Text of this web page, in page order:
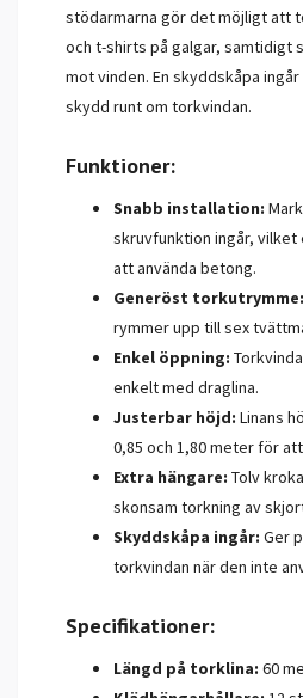
stödarmarna gör det möjligt att
och t-shirts på galgar, samtidigt
mot vinden. En skyddskåpa
skydd runt om torkvindan.
Funktioner:
Snabb installation:
skruvfunktion ingår,
att använda betong.
Generöst torkutrymme:
rymmer upp till sex
Enkel öppning:
enkelt med draglina.
Justerbar höjd: Linans
0,85 och 1,80 meter för
Extra hängare: Tolv
skonsam torkning av
Skyddskåpa ingår: Ger
torkvindan när den inte
Specifikationer:
Längd på torklina: 60